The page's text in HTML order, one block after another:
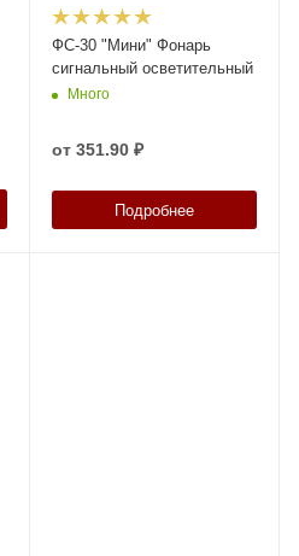
ФС-30 "Мини" Фонарь
сигнальный осветительный
Много
от 351.90 ₽
Подробнее